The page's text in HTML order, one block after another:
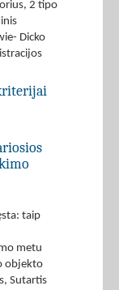
2 tipo
Dicko
taip
metu
objekto
Sutartis